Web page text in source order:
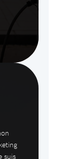
suis